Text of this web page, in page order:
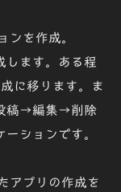
を作成。
します。ある程
に移ります。ま
稿→編集→削除
ションです。
アプリの作成を